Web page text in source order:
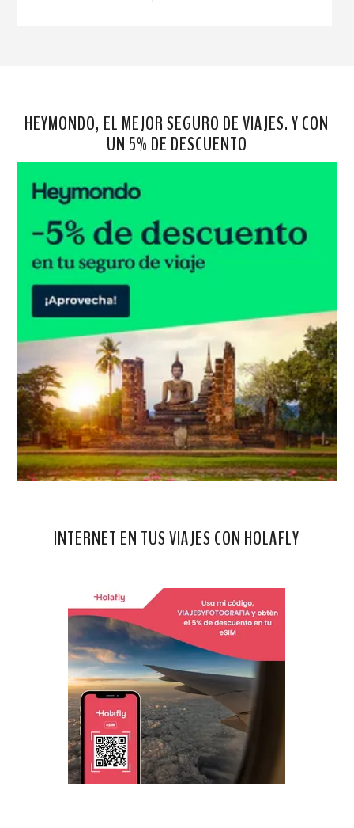
HEYMONDO, EL MEJOR SEGURO DE VIAJES. Y CON
UN 5% DE DESCUENTO
INTERNET EN TUS VIAJES CON HOLAFLY